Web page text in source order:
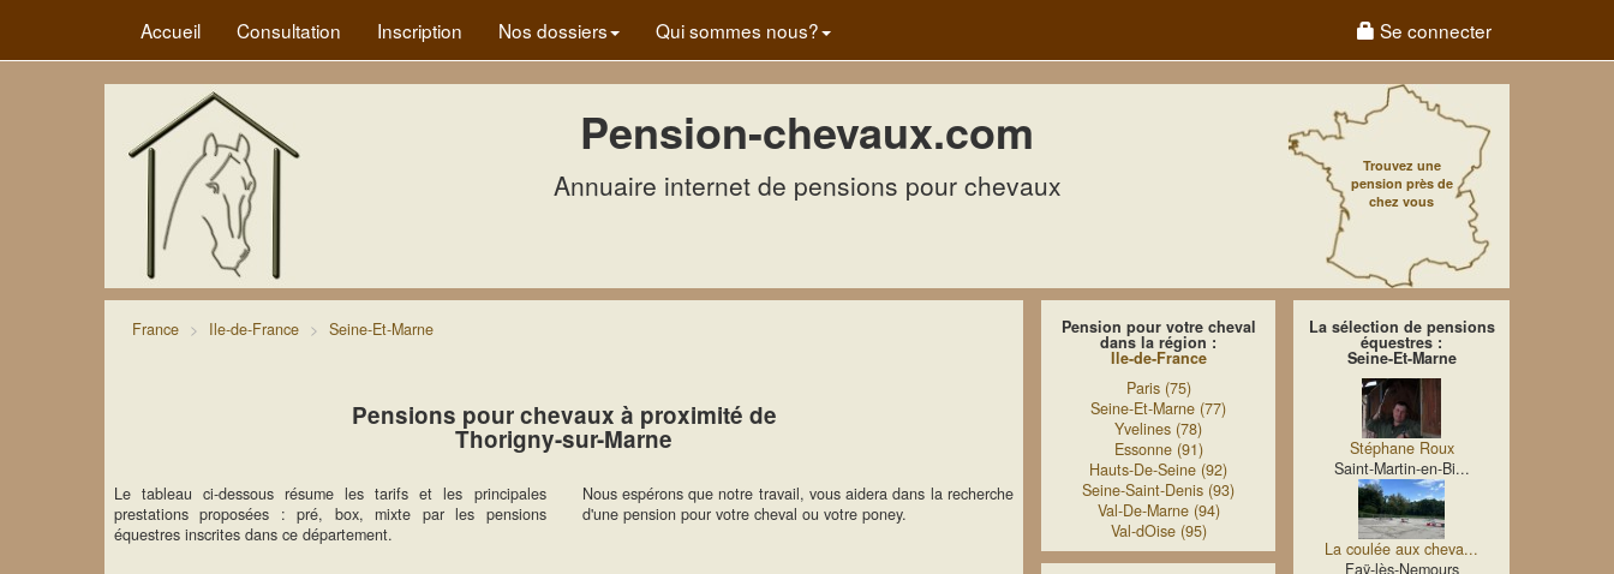
Accueil Consultation Inscription Nos dossiers Qui sommes nous? Se connecter
Pension-chevaux.com
Annuaire internet de pensions pour chevaux
Trouvez une
pension près de
chez vous
France Ile-de-France Seine-Et-Marne
Pensions pour chevaux à proximité de
Thorigny-sur-Marne
Le tableau ci-dessous résume les tarifs et les principales
prestations proposées : pré, box, mixte par les pensions
équestres inscrites dans ce département.
Nous espérons que notre travail, vous aidera dans la recherche
d'une pension pour votre cheval ou votre poney.
Pension pour votre cheval
dans la région :
Ile-de-France
Paris (75)
Seine-Et-Marne (77)
Yvelines (78)
Essonne (91)
Hauts-De-Seine (92)
Seine-Saint-Denis (93)
Val-De-Marne (94)
Val-dOise (95)
La sélection de pensions
équestres :
Seine-Et-Marne
Stéphane Roux
Saint-Martin-en-Bi...
La coulée aux cheva...
Faÿ-lès-Nemours